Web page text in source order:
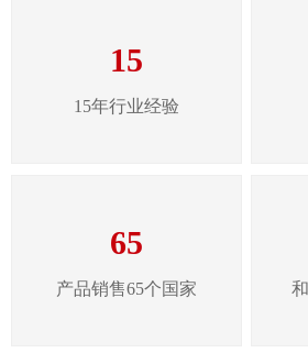
15
15年行业经验
65
产品销售65个国家